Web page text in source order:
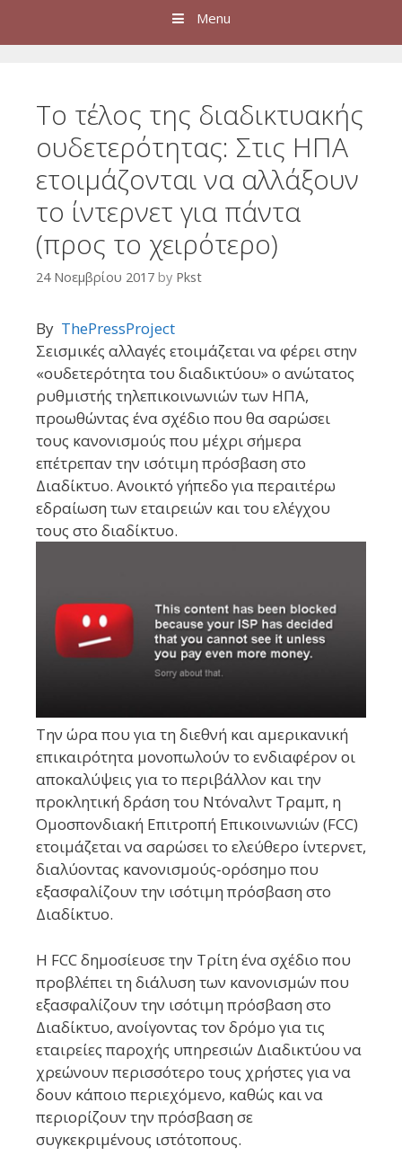
Menu
Το τέλος της διαδικτυακής
ουδετερότητας: Στις ΗΠΑ
ετοιμάζονται να αλλάξουν
το ίντερνετ για πάντα
(προς το χειρότερο)
24 Νοεμβρίου 2017 by Pkst
By ThePressProject
Σεισμικές αλλαγές ετοιμάζεται να φέρει στην
«ουδετερότητα του διαδικτύου» ο ανώτατος
ρυθμιστής τηλεπικοινωνιών των ΗΠΑ,
προωθώντας ένα σχέδιο που θα σαρώσει
τους κανονισμούς που μέχρι σήμερα
επέτρεπαν την ισότιμη πρόσβαση στο
Διαδίκτυο. Ανοικτό γήπεδο για περαιτέρω
εδραίωση των εταιρειών και του ελέγχου
τους στο διαδίκτυο.
Την ώρα που για τη διεθνή και αμερικανική
επικαιρότητα μονοπωλούν το ενδιαφέρον οι
αποκαλύψεις για το περιβάλλον και την
προκλητική δράση του Ντόναλντ Τραμπ, η
Ομοσπονδιακή Επιτροπή Επικοινωνιών (FCC)
ετοιμάζεται να σαρώσει το ελεύθερο ίντερνετ,
διαλύοντας κανονισμούς-ορόσημο που
εξασφαλίζουν την ισότιμη πρόσβαση στο
Διαδίκτυο.
Η FCC δημοσίευσε την Τρίτη ένα σχέδιο που
προβλέπει τη διάλυση των κανονισμών που
εξασφαλίζουν την ισότιμη πρόσβαση στο
Διαδίκτυο, ανοίγοντας τον δρόμο για τις
εταιρείες παροχής υπηρεσιών Διαδικτύου να
χρεώνουν περισσότερο τους χρήστες για να
δουν κάποιο περιεχόμενο, καθώς και να
περιορίζουν την πρόσβαση σε
συγκεκριμένους ιστότοπους.